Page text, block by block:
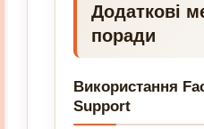
Додаткові
поради
Використання
Support